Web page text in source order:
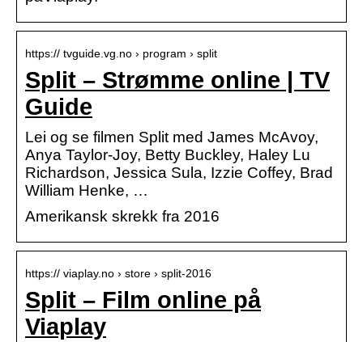
https:// tvguide.vg.no › program › split
Split – Strømme online | TV
Guide
Lei og se filmen Split med James McAvoy,
Anya Taylor-Joy, Betty Buckley, Haley Lu
Richardson, Jessica Sula, Izzie Coffey, Brad
William Henke, …
Amerikansk skrekk fra 2016
https:// viaplay.no › store › split-2016
Split – Film online på
Viaplay